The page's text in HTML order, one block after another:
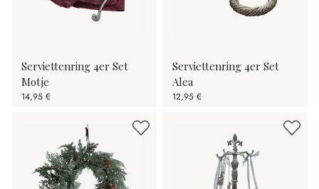
Serviettenring 4er Set
Motje
14,95 €
Serviettenring 4er Set
Alea
12,95 €